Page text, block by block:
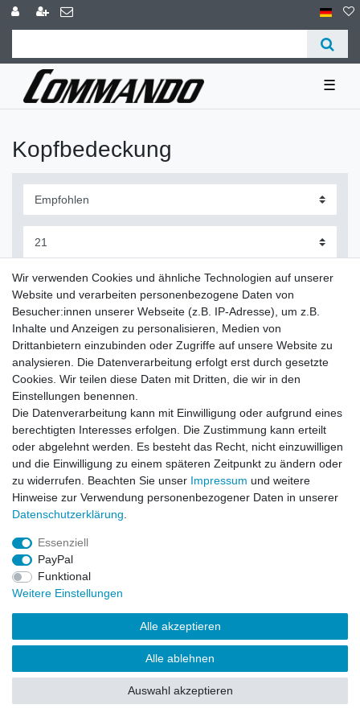
☰
Kopfbedeckung
Daten­schutz­erklärung
Wir verwenden Cookies und ähnliche Technologien auf unserer
Website und verarbeiten personenbezogene Daten von
Besucher:innen unserer Webseite (z.B. IP-Adresse), um z.B.
Inhalte und Anzeigen zu personalisieren, Medien von
Drittanbietern einzubinden oder Zugriffe auf unsere Website zu
analysieren. Die Datenverarbeitung erfolgt erst durch gesetzte
Cookies. Wir teilen diese Daten mit Dritten, die wir in den
Einstellungen benennen.
Die Datenverarbeitung kann mit Einwilligung oder aufgrund eines
berechtigten Interesses erfolgen. Die Zustimmung kann erteilt
oder abgelehnt werden. Es besteht das Recht, nicht einzuwilligen
und die Einwilligung zu einem späteren Zeitpunkt zu ändern oder
zu widerrufen. Beachten Sie unser Impressum und weitere
Hinweise zur Verwendung personenbezogener Daten in unserer
Daten­schutz­erklärung
Essenziell
PayPal
Funktional
Weitere Einstellungen
Alle akzeptieren
Alle ablehnen
Auswahl akzeptieren